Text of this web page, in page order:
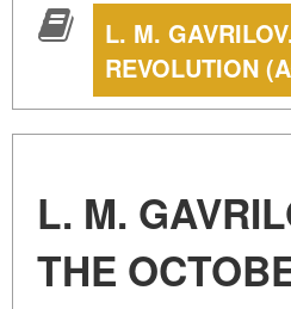
L. M.
REVOLUTION
L. M.
THE